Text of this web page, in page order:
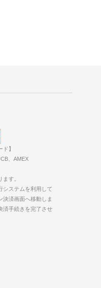
】
、AMEX
す。
システムを利用して
決済画面へ移動しま
済手続きを完了させ